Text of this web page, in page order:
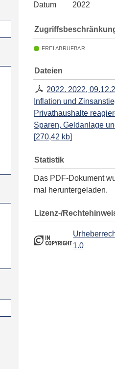
Datum
2022
FREI ABRUFBAR
Dateien
2022. 2022,
Inflation und
Privathaushalte
Sparen, Geldanlage
[270,42 kb]
Statistik
Das PDF-Dokument
mal heruntergeladen.
Lizenz-/
1.0